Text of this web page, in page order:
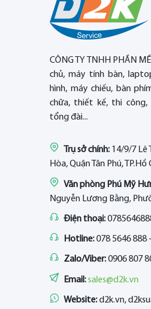
CÔNG TY TNHH PHẦN
chủ, máy tính bàn,
hình, máy chiếu, bàn
chữa, thiết kế, thi
tổng đài...
Trụ sở chính: 14/9/7 Lê
Hòa, Quận Tân Phú, TP.Hồ
Văn phòng Phú Mỹ
Nguyễn Lương Bằng,
Điện thoại:
Hotline:078 5646 888
Zalo/Viber:0906 807
Email:sales@d2k.vn
Website:d2k.vn,